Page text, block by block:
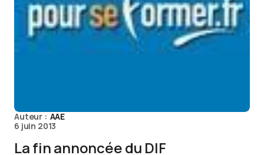
Auteur : AAE
6 juin 2013
La fin annoncée du DIF